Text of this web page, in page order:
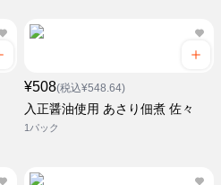
¥508(税込¥548.64)
入正醤油使用 あさり佃煮 佐々
1パック